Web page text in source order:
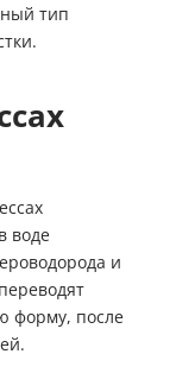
тип
воде
и
форму, после